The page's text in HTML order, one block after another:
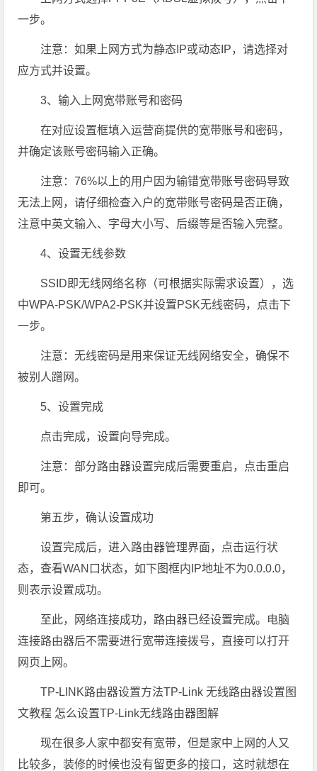
一步。
注意：如果上网方式为静态IP或动态IP，请选择对
应方式并设置。
3、输入上网宽带账号和密码
在对应设置框填入运营商提供的宽带账号和密码，
并确定该账号密码输入正确。
注意：76%以上的用户因为输错宽带账号密码导致
无法上网，请仔细检查入户的宽带账号密码是否正确，
注意中英文输入、字母大小写、后缀等是否输入完整。
4、设置无线参数
SSID即无线网络名称（可根据实际需求设置），选
中WPA-PSK/WPA2-PSK并设置PSK无线密码，点击下
一步。
注意：无线密码是用来保证无线网络安全，确保不
被别人蹭网。
5、设置完成
点击完成，设置向导完成。
注意：部分路由器设置完成后需要重启，点击重启
即可。
第五步，确认设置成功
设置完成后，进入路由器管理界面，点击运行状
态，查看WAN口状态，如下图框内IP地址不为0.0.0.0，
则表示设置成功。
至此，网络连接成功，路由器已经设置完成。电脑
连接路由器后不需要进行宽带连接拨号，直接可以打开
网页上网。
TP-LINK路由器设置方法TP-Link 无线路由器设置图
文教程 怎么设置TP-Link无线路由器图解
现在很多人家中都安有宽带，但是家中上网的人又
比较多，装修的时候也没有留更多的接口，这时就想在